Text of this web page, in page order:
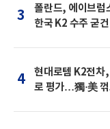
3
폴란드, 에이브럼
한국 K2 수주 굳건
4
현대로템 K2전차,
로 평가…獨·美